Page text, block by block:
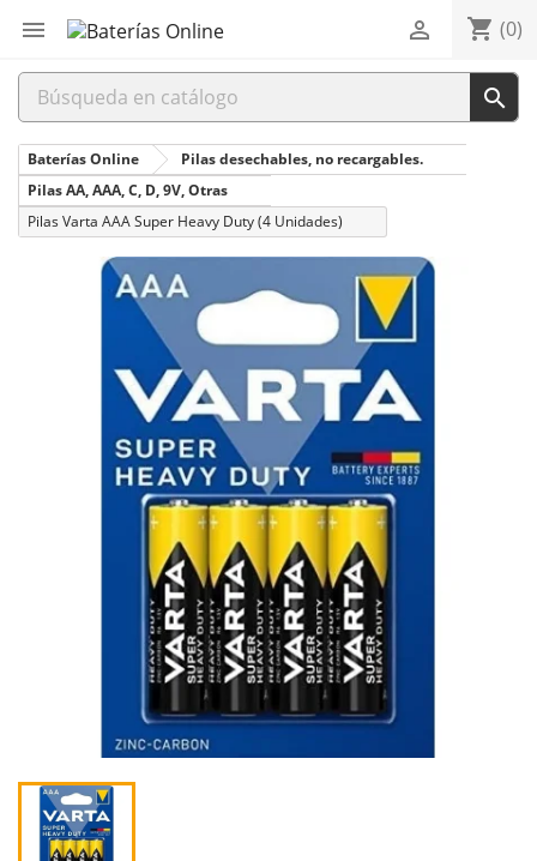
 shopping_cart (0)


Baterías Online
Pilas desechables, no recargables.
Pilas AA, AAA, C, D, 9V, Otras
Pilas Varta AAA Super Heavy Duty (4 Unidades)